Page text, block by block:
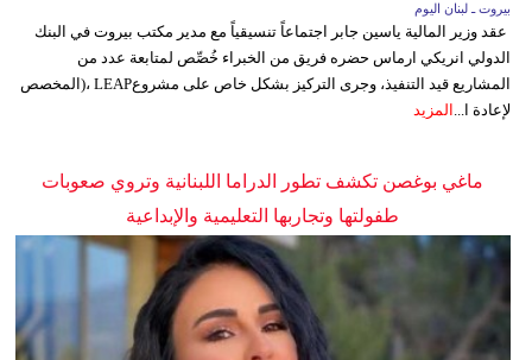
بيروت ـ لبنان اليوم
عقد وزير المالية ياسين جابر اجتماعاً تنسيقياً مع مدير مكتب بيروت في البنك
الدولي انريكي ارماس حضره فريق من الخبراء خُصِّص لمتابعة عدد من
المشاريع قيد التنفيذ، وجرى التركيز بشكل خاص على مشروعLEAP ،(المخصص
لإعادة ا... المزيد
ماغي بوغصن تكشف تطور الدراما اللبنانية وتروي صعوبات
طفولتها وتجاربها التعليمية والإبداعية